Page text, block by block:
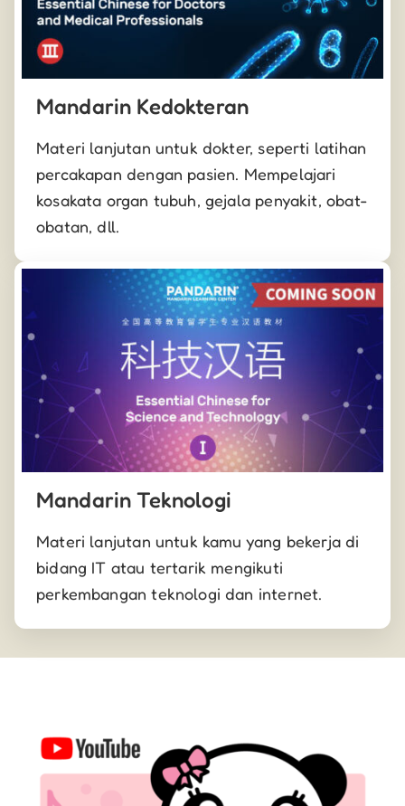
Mandarin Kedokteran
Materi lanjutan untuk dokter, seperti latihan
percakapan dengan pasien. Mempelajari
kosakata organ tubuh, gejala penyakit, obat-
obatan, dll.
Mandarin Teknologi
Materi lanjutan untuk kamu yang bekerja di
bidang IT atau tertarik mengikuti
perkembangan teknologi dan internet.